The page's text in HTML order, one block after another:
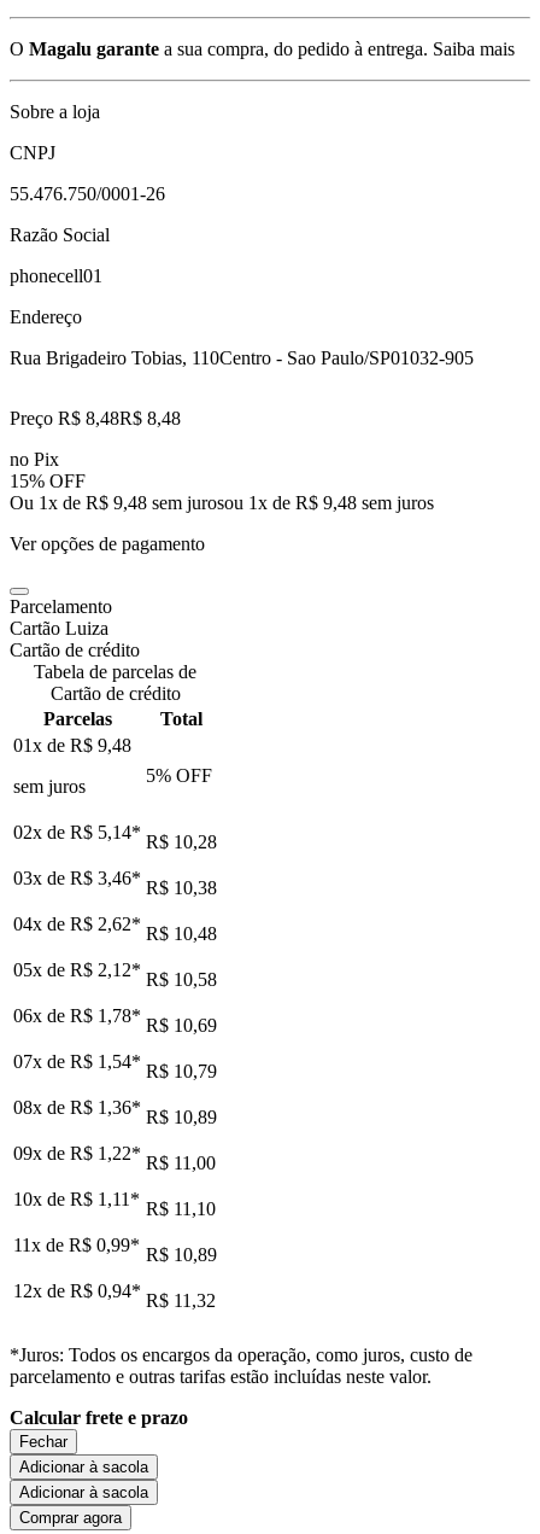
O Magalu garante a sua compra, do pedido à entrega. Saiba mais
Sobre a loja
CNPJ
55.476.750/0001-26
Razão Social
phonecell01
Endereço
Rua Brigadeiro Tobias, 110Centro - Sao Paulo/SP01032-905
Preço R$ 8,48R$ 8,48
no Pix
15% OFF
Ou 1x de R$ 9,48 sem jurosou 1x de R$ 9,48 sem juros
Ver opções de pagamento
Parcelamento
Cartão Luiza
Cartão de crédito
Tabela de parcelas de
Cartão de crédito
Parcelas
Total
01x de R$ 9,48
sem juros
5% OFF
02x de R$ 5,14* R$ 10,28
03x de R$ 3,46* R$ 10,38
04x de R$ 2,62* R$ 10,48
05x de R$ 2,12* R$ 10,58
06x de R$ 1,78* R$ 10,69
07x de R$ 1,54* R$ 10,79
08x de R$ 1,36* R$ 10,89
09x de R$ 1,22* R$ 11,00
10x de R$ 1,11 * R$ 11,10
11x de R$ 0,99* R$ 10,89
12x de R$ 0,94* R$ 11,32
*Juros: Todos os encargos da operação, como juros, custo de
parcelamento e outras tarifas estão incluídas neste valor.
Calcular frete e prazo
Fechar
Adicionar à sacola
Adicionar à sacola
Comprar agora